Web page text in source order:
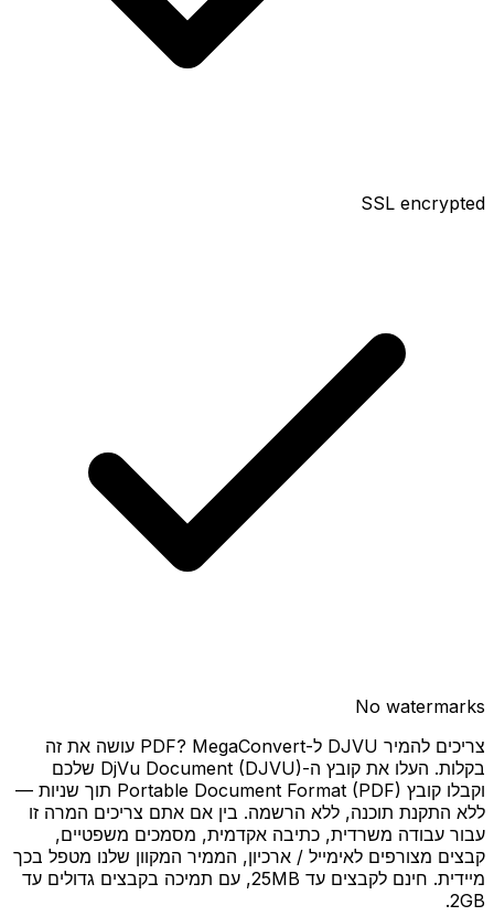
SSL encrypted
No watermarks
צריכים להמיר DJVU ל-PDF? MegaConvert עושה את זה
בקלות. העלו את קובץ ה-DjVu Document (DJVU) שלכם
וקבלו קובץ Portable Document Format (PDF) תוך שניות —
ללא התקנת תוכנה, ללא הרשמה. בין אם אתם צריכים המרה זו
עבור עבודה משרדית, כתיבה אקדמית, מסמכים משפטיים,
קבצים מצורפים לאימייל / ארכיון, הממיר המקוון שלנו מטפל בכך
מיידית. חינם לקבצים עד 25MB, עם תמיכה בקבצים גדולים עד
2GB.